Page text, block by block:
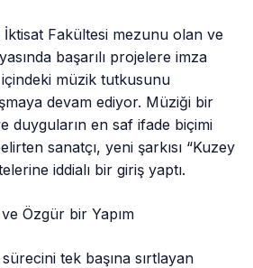
Fakültesi mezunu olan ve
başarılı projelere imza
müzik tutkusunu
devam ediyor. Müziği bir
duyguların en saf ifade biçimi
sanatçı, yeni şarkısı “Kuzey
iddialı bir giriş yaptı.
Özgür bir Yapım
tek başına sırtlayan